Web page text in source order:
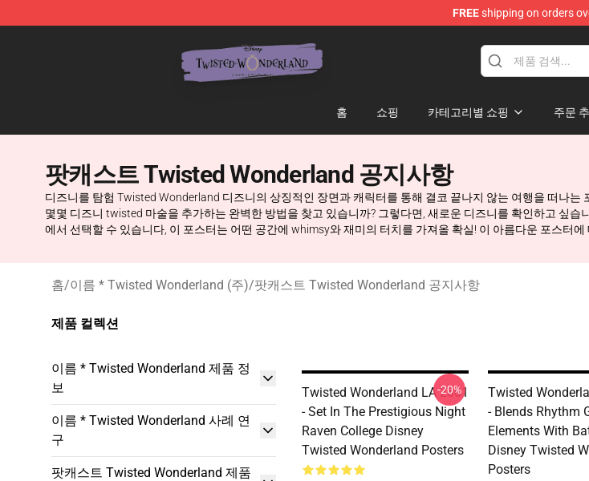
FREEshipping on orders
홈 쇼핑 카테고리별 쇼핑 주문
팟캐스트 Twisted Wonderland 공지사항
디즈니를 탐험 Twisted Wonderland 디즈니의 상징적인 장면과 캐릭터를 통해 결코 끝나지 않는 여행을 떠나
몇몇 디즈니 twisted 마술을 추가하는 완벽한 방법을 찾고 있습니까? 그렇다면, 새로운 디즈니를 확인하고 싶
에서 선택할 수 있습니다, 이 포스터는 어떤 공간에 whimsy와 재미의 터치를 가져올 확실! 이 아름다운 포스터에
홈/이름 * Twisted Wonderland (주)/팟캐스트 Twisted Wonderland 공지사항
제품 컬렉션
이름 * Twisted Wonderland 제품 정
보
이름 * Twisted Wonderland 사례 연
구
팟캐스트 Twisted Wonderland 제품
Twisted Wonderland LA 2801
- Set In The Prestigious Night
Raven College Disney
Twisted Wonderland Posters
-20%
Twisted
- Blends Rhythm
Elements With
Disney Twisted
Posters